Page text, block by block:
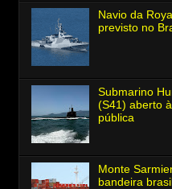
Navio da
previsto no
Submarino
(S41) aberto
pública
Monte
bandeira